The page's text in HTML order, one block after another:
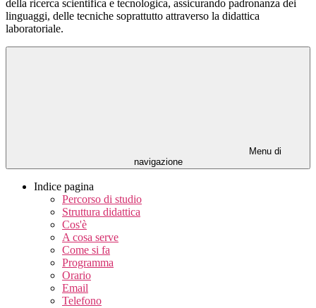
della ricerca scientifica e tecnologica, assicurando padronanza dei
linguaggi, delle tecniche soprattutto attraverso la didattica
laboratoriale.
Menu di
navigazione
Indice pagina
Percorso di studio
Struttura didattica
Cos'è
A cosa serve
Come si fa
Programma
Orario
Email
Telefono